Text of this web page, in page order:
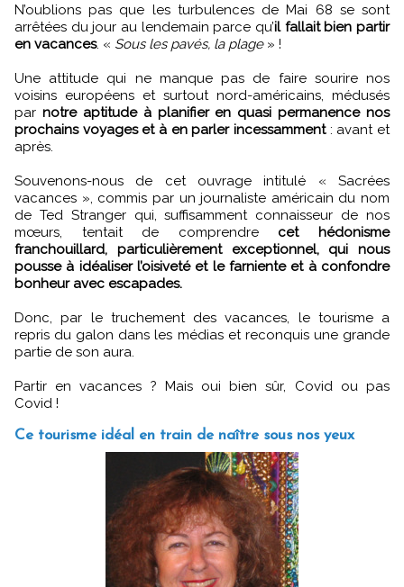
N’oublions pas que les turbulences de Mai 68 se sont
arrêtées du jour au lendemain parce qu’il fallait bien partir
en vacances. « Sous les pavés, la plage» !
Une attitude qui ne manque pas de faire sourire nos
voisins européens et surtout nord-américains, médusés
par notre aptitude à planifier en quasi permanence nos
prochains voyages et à en parler incessamment: avant et
après.
Souvenons-nous de cet ouvrage intitulé « Sacrées
vacances », commis par un journaliste américain du nom
de Ted Stranger qui, suffisamment connaisseur de nos
mœurs, tentait de comprendre cet hédonisme
franchouillard, particulièrement exceptionnel, qui nous
pousse à idéaliser l’oisiveté et le farniente et à confondre
bonheur avec escapades.
Donc, par le truchement des vacances, le tourisme a
repris du galon dans les médias et reconquis une grande
partie de son aura.
Partir en vacances ? Mais oui bien sûr, Covid ou pas
Covid !
Ce tourisme idéal en train de naître sous nos yeux